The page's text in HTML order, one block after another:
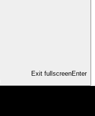
Exit fullscreenEnter